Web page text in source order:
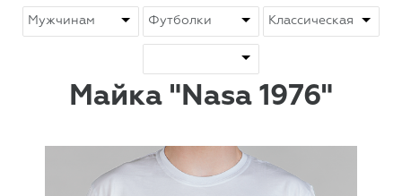
Майка "Nasa 1976"